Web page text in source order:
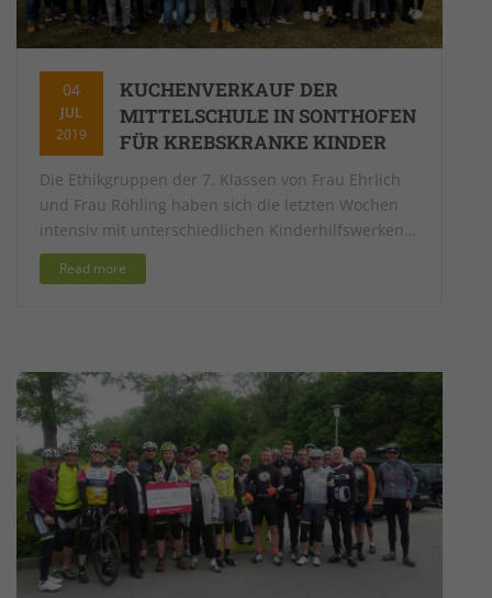
04
JUL
2019
KUCHENVERKAUF DER
MITTELSCHULE IN SONTHOFEN
FÜR KREBSKRANKE KINDER
Die Ethikgruppen der 7. Klassen von Frau Ehrlich
und Frau Röhling haben sich die letzten Wochen
intensiv mit unterschiedlichen Kinderhilfswerken…
Read more